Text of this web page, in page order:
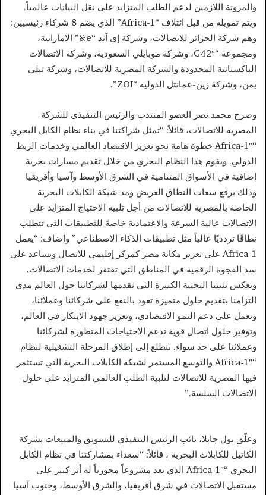
والمرونة اللازمين لدعم الطلب المتزايد على نقل البيانات عالمياً.
ويتم تمويله من قبل ائتلاف “Africa-1” الذي يضم 8 شركاء رئيسيين:
وهم شركة الجزائر للاتصالات، وشركة إي آند “e&” الاماراتية،
ومجموعة “G42″، وشركة موبايلي السعودية، وشركة الاتصالات
الباكستانية المحدودة والشركة المصرية للاتصالات، وشركة تيلي
يمن، وشركة زين-عمانتل الدولية “ZOI”.
وصرح محمد نصر العضو المنتدب والرئيس التنفيذي للشركة
المصرية للاتصالات، قائلاً: “تمثل شراكتنا في بناء نظام الكابل البحري
“Africa-1″ خطوة هامة نحو تعزيز الاقتصاد العالمي وخدمات الربط
الدولي. ويقوم هذا النظام البحري من خلال تقديم مسارات بحرية
إضافية في الأسواق المتنامية في الشرق الأوسط وآسيا وأفريقيا
وذلك برفع سعات النطاق العريض ومد شبكة الكابلات البحرية
الخاصة بالمصرية للاتصالات من أجل تلبية الاحتياج المتزايد على
الاتصالات عالية السرعة والاعتمادية خاصةً للتطبيقات التي تتطلب
نطاقًا تردديًا عالياً مثل تطبيقات الذكاء الاصطناعي” وأضاف: “يعمل
Africa-1 على تعزيز مكانة مصر كمركز إقليمي للاتصال ويساعد على
سد الفجوة الرقمية في المناطق التي تفتقر لخدمات الاتصالات.
وتعكس بنيتنا التحتية الكبيرة التي نقدمها لشركائنا حول العالم مدى
التزامنا بتقديم حلول متميزة تعود بالنفع على شركائنا وعملائنا،
وتعمل على دعم النمو الاقتصادي، وتعزيز جهود الابتكار في العالم،
وتوفير حلول اتصال قوية تدعم الاحتياجات المتطورة لشركائنا
وعملائنا على حد سواء. نتطلع إلى إطلاق المرحلة التشغيلية لنظام
“Africa-1″ والتوسع المستمر لشبكة الكابلات البحرية التي تستثمر
فيها المصرية للاتصالات لتلبية الطلب العالمي المتزايد على حلول
الاتصالات السلسة.”
وعلّق بول جابلا، نائب الرئيس التنفيذي للتسويق والمبيعات بشركة
الكاتيل للكابلات البحرية ، قائلاً: “سعداء بمشاركتنا في نظام الكابل
البحري “Africa-1″ الذي يعد مشروعاً محورياً له أثر كبير على
مستقبل الاتصالات في شرق أفريقيا، والشرق الأوسط، وجنوب آسيا